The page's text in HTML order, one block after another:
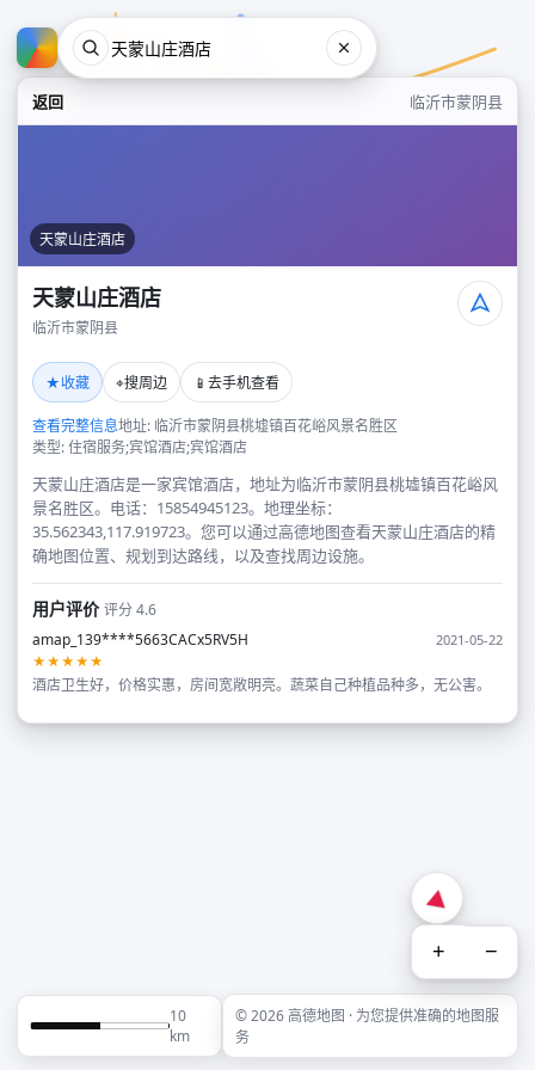
返回 临沂市蒙阴县
天蒙山庄酒店
天蒙山庄酒店
临沂市蒙阴县
★收藏 ⌖搜周边 📱 去手机查看
查看完整信息地址: 临沂市蒙阴县桃墟镇百花峪风景名胜区
类型: 住宿服务;宾馆酒店;宾馆酒店
天蒙山庄酒店是一家宾馆酒店，地址为临沂市蒙阴县桃墟镇百花峪风
景名胜区。电话：15854945123。地理坐标：
35.562343,117.919723。您可以通过高德地图查看天蒙山庄酒店的精
确地图位置、规划到达路线，以及查找周边设施。
用户评价评分 4.6
amap_139****5663CACx5RV5H
2021-05-22
★★★★★
酒店卫生好，价格实惠，房间宽敞明亮。蔬菜自己种植品种多，无公害。
+ −
10
km
© 2026 高德地图 · 为您提供准确的地图服
务